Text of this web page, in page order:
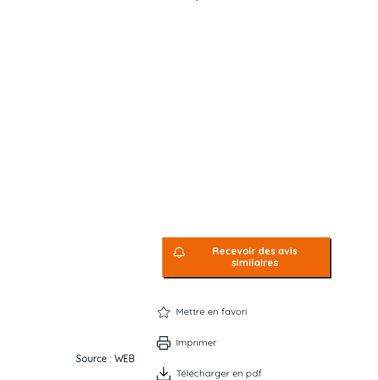
Source : WEB
Recevoir des avis
similaires
Mettre en favori
Imprimer
Télécharger en pdf